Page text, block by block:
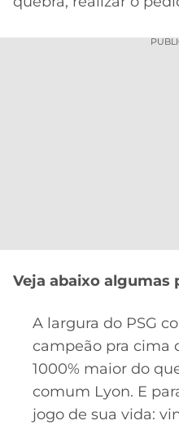
Veja abaixo algumas
A largura do PSG
campeão pra cima
1000% maior do
comum Lyon. E
jogo de sua vida: